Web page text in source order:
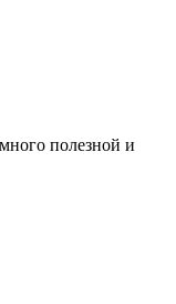
полезной и